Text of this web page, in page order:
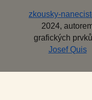
zkousky-
2024,
grafických
Josef Quis